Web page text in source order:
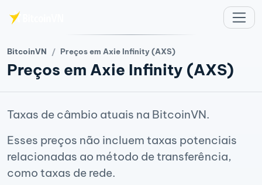
BitcoinVN Preços em Axie Infinity (AXS)
Preços em Axie Infinity (AXS)
Taxas de câmbio atuais na BitcoinVN.
Esses preços não incluem taxas potenciais
relacionadas ao método de transferência,
como taxas de rede.